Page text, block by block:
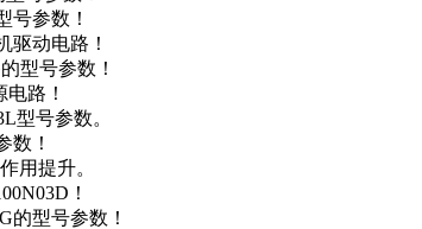
号参数！
驱动电路！
型号参数！
路！
型号参数。
数！
用提升。
！
的型号参数！